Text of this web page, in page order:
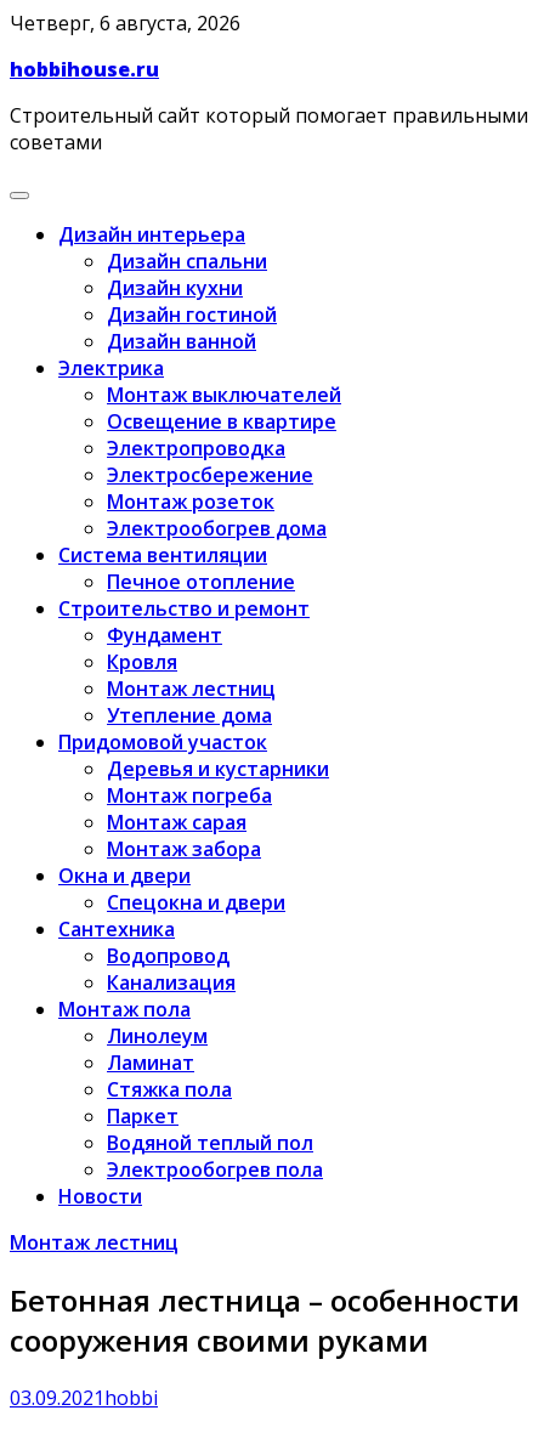
Skip
content
Четверг, 6 августа, 2026
hobbihouse.ru
Строительный сайт который помогает правильными
советами
Дизайн интерьера
Дизайн спальни
Дизайн кухни
Дизайн гостиной
Дизайн ванной
Электрика
Монтаж выключателей
Освещение в квартире
Электропроводка
Электросбережение
Монтаж розеток
Электрообогрев дома
Система вентиляции
Печное отопление
Строительство и ремонт
Фундамент
Кровля
Монтаж лестниц
Утепление дома
Придомовой участок
Деревья и кустарники
Монтаж погреба
Монтаж сарая
Монтаж забора
Окна и двери
Спецокна и двери
Сантехника
Водопровод
Канализация
Монтаж пола
Линолеум
Ламинат
Стяжка пола
Паркет
Водяной теплый пол
Электрообогрев пола
Новости
Монтаж лестниц
Бетонная лестница – особенности
сооружения своими руками
03.09.2021hobbi